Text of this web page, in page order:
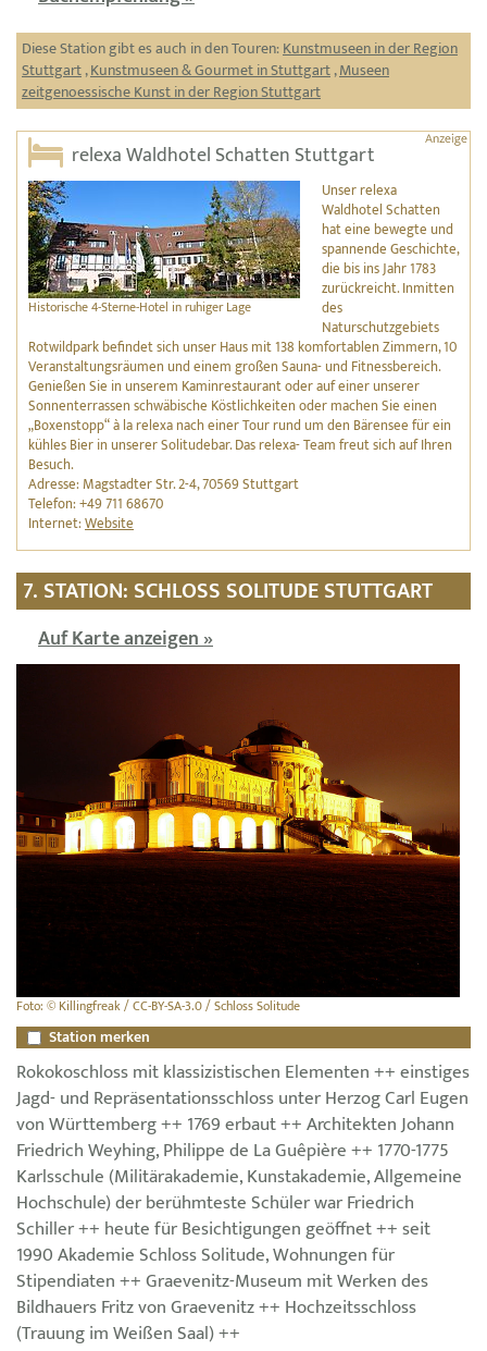
Diese Station gibt es auch in den Touren:Kunstmuseen in der Region
Stuttgart,Kunstmuseen & Gourmet in Stuttgart,Museen
zeitgenoessische Kunst in der Region Stuttgart
relexa Waldhotel Schatten Stuttgart
Historische 4-Sterne-Hotel in ruhiger Lage
Unser relexa
Waldhotel Schatten
hat eine bewegte und
spannende Geschichte,
die bis ins Jahr 1783
zurückreicht. Inmitten
des
Naturschutzgebiets
Rotwildpark befindet sich unser Haus mit 138 komfortablen Zimmern, 10
Veranstaltungsräumen und einem großen Sauna- und Fitnessbereich.
Genießen Sie in unserem Kaminrestaurant oder auf einer unserer
Sonnenterrassen schwäbische Köstlichkeiten oder machen Sie einen
„Boxenstopp“ à la relexa nach einer Tour rund um den Bärensee für ein
kühles Bier in unserer Solitudebar. Das relexa- Team freut sich auf Ihren
Besuch.
Adresse: Magstadter Str. 2-4, 70569 Stuttgart
Telefon: +49 711 68670
Internet:Website
7. STATION: SCHLOSS SOLITUDE STUTTGART
Auf Karte anzeigen »
Foto: © Killingfreak / CC-BY-SA-3.0 / Schloss Solitude
Station merken
Rokokoschloss mit klassizistischen Elementen ++ einstiges
Jagd- und Repräsentationsschloss unter Herzog Carl Eugen
von Württemberg ++ 1769 erbaut ++ Architekten Johann
Friedrich Weyhing, Philippe de La Guêpière ++ 1770-1775
Karlsschule (Militärakademie, Kunstakademie, Allgemeine
Hochschule) der berühmteste Schüler war Friedrich
Schiller ++ heute für Besichtigungen geöffnet ++ seit
1990 Akademie Schloss Solitude, Wohnungen für
Stipendiaten ++ Graevenitz-Museum mit Werken des
Bildhauers Fritz von Graevenitz ++ Hochzeitsschloss
(Trauung im Weißen Saal) ++